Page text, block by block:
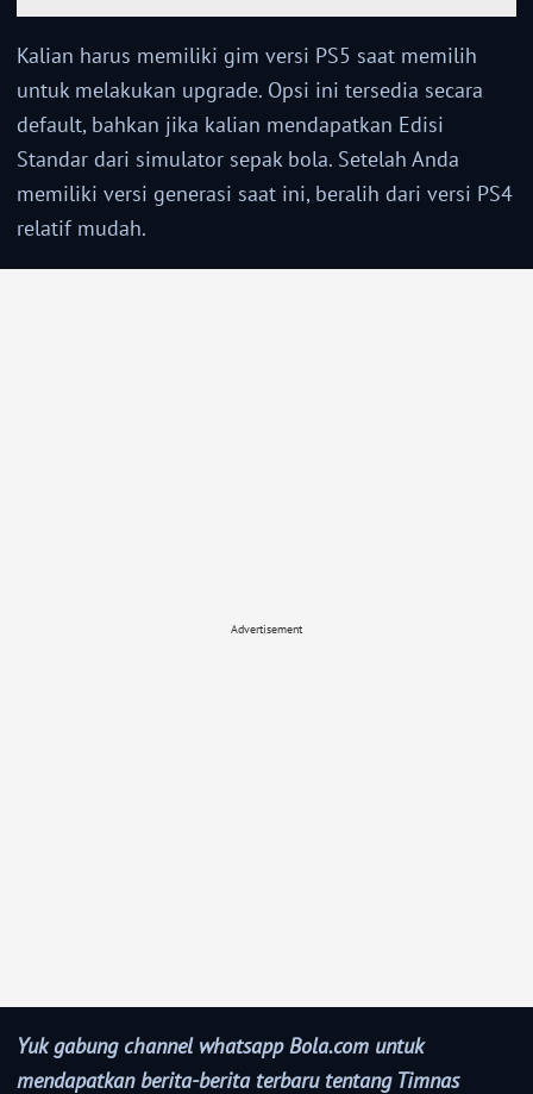
Kalian harus memiliki gim versi PS5 saat memilih
untuk melakukan upgrade. Opsi ini tersedia secara
default, bahkan jika kalian mendapatkan Edisi
Standar dari simulator sepak bola. Setelah Anda
memiliki versi generasi saat ini, beralih dari versi PS4
relatif mudah.
Advertisement
Yuk gabung channel whatsapp Bola.com untuk
mendapatkan berita-berita terbaru tentang Timnas